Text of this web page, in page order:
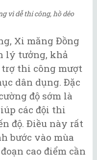
vì dễ thi công, hồ dẻo
Xi măng Đồng
lý tưởng, khả
thi công mượt
dân dụng. Đặc
độ sớm là
các đội thi
độ. Điều này rất
bước vào mùa
cao điểm cần